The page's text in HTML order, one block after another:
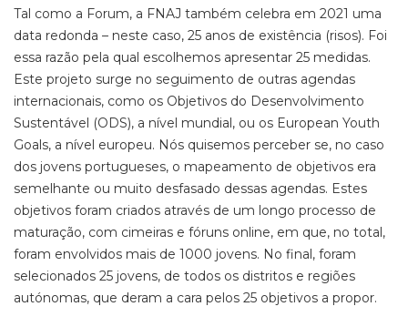
Tal como a Forum, a FNAJ também celebra em 2021 uma
data redonda – neste caso, 25 anos de existência (risos). Foi
essa razão pela qual escolhemos apresentar 25 medidas.
Este projeto surge no seguimento de outras agendas
internacionais, como os Objetivos do Desenvolvimento
Sustentável (ODS), a nível mundial, ou os European Youth
Goals, a nível europeu. Nós quisemos perceber se, no caso
dos jovens portugueses, o mapeamento de objetivos era
semelhante ou muito desfasado dessas agendas. Estes
objetivos foram criados através de um longo processo de
maturação, com cimeiras e fóruns online, em que, no total,
foram envolvidos mais de 1000 jovens. No final, foram
selecionados 25 jovens, de todos os distritos e regiões
autónomas, que deram a cara pelos 25 objetivos a propor.